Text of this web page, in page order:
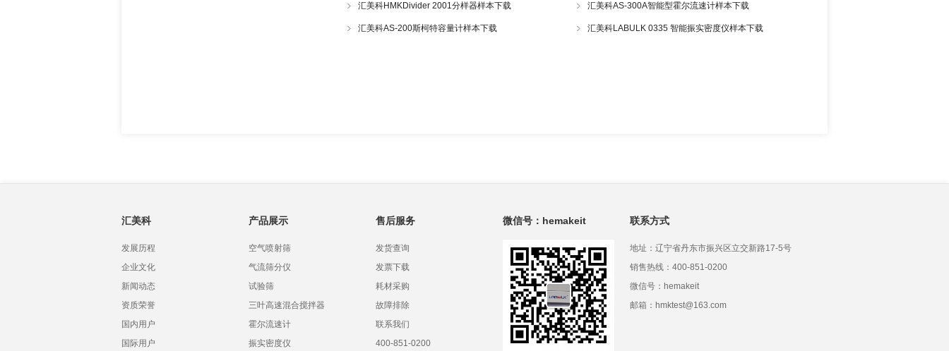
汇美科HMKDivider 2001分样器样本下载 汇美科AS-300A智能型霍尔流速计样本下载
汇美科AS-200斯柯特容量计样本下载 汇美科LABULK 0335 智能振实密度仪样本下载
汇美科
发展历程
企业文化
新闻动态
资质荣誉
国内用户
国际用户
产品展示
空气喷射筛
气流筛分仪
试验筛
三叶高速混合搅拌器
霍尔流速计
振实密度仪
售后服务
发货查询
发票下载
耗材采购
故障排除
联系我们
400-851-0200
微信号：hemakeit 联系方式
地址：辽宁省丹东市振兴区立交新路17-5号
销售热线：400-851-0200
微信号：hemakeit
邮箱：hmktest@163.com